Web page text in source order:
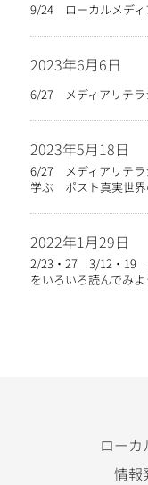
9/24 ローカルメディ
2023年6月6日
6/27 メディアリテ
2023年5月18日
6/27 メディアリテラ
学ぶ ポスト真実世界
2022年1月29日
2/23・27 3/12・19
をいろいろ読んでみ
ローカ
情報